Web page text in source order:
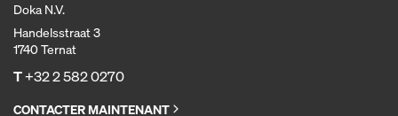
Doka N.V.
Handelsstraat 3
1740 Ternat
T+32 2 582 0270
CONTACTER MAINTENANT